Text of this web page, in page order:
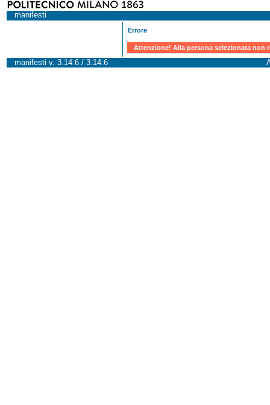
manifesti
Errore
Attenzione! Alla persona selezionata non
manifesti v. 3.14.6 / 3.14.6